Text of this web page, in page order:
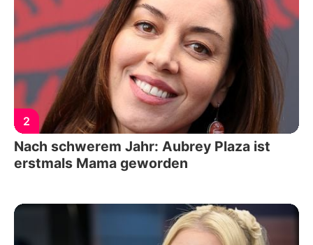
2
Nach schwerem Jahr: Aubrey Plaza ist
erstmals Mama geworden